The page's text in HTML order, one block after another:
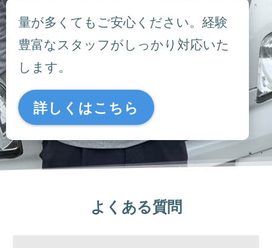
量が多くてもご安心ください。経験
豊富なスタッフがしっかり対応いた
します。
詳しくはこちら
よくある質問